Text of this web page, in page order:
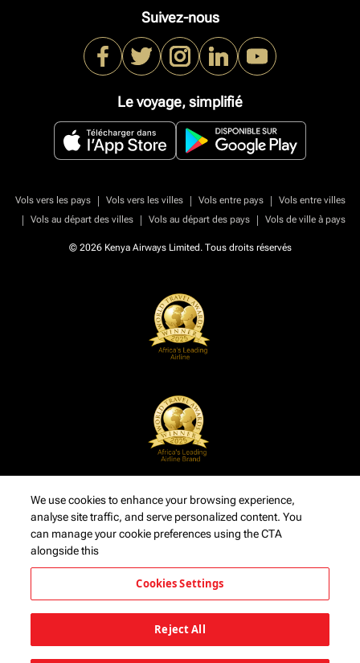
Suivez-nous
Le voyage, simplifié
Vols vers les pays | Vols vers les villes | Vols entre pays |
Vols entre villes
|
Vols au départ des villes | Vols au départ des pays | Vols de ville à pays
© 2026 Kenya Airways Limited. Tous droits réservés
We use cookies to enhance your browsing experience,
analyse site traffic, and serve personalized content. You
can manage your cookie preferences using the CTA
alongside this
Cookies Settings
Reject All